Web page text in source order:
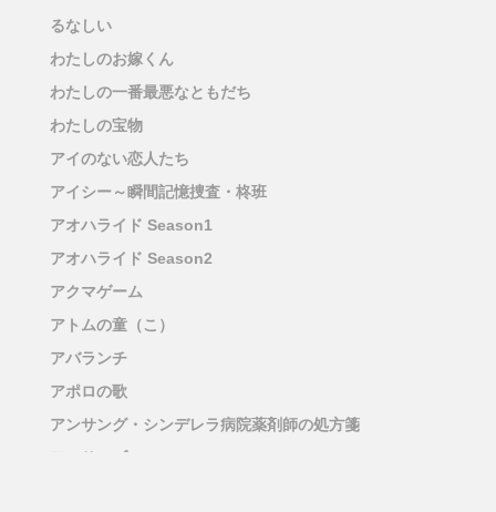
るなしい
わたしのお嫁くん
わたしの一番最悪なともだち
わたしの宝物
アイのない恋人たち
アイシー～瞬間記憶捜査・柊班
アオハライド Season1
アオハライド Season2
アクマゲーム
アトムの童（こ）
アバランチ
アポロの歌
アンサング・シンデレラ病院薬剤師の処方箋
アンサンブル